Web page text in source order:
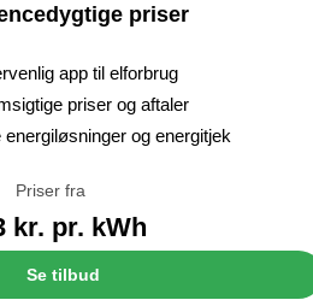
priser
app til elforbrug
priser og aftaler
og energitjek
Priser fra
kr. pr. kWh
Se tilbud